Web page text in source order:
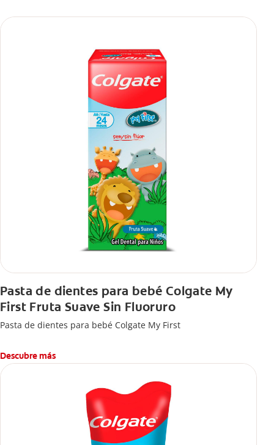
Pasta de dientes para bebé Colgate My
First Fruta Suave Sin Fluoruro
Pasta de dientes para bebé Colgate My First
Descubre más